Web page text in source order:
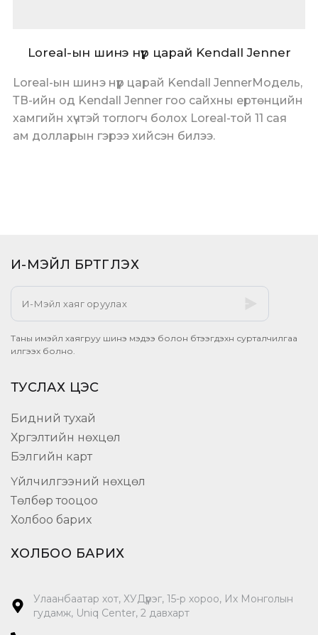
Loreal-ын шинэ нүүр царай Kendall Jenner
Loreal-ын шинэ нүүр царай Kendall JennerМодель,
ТВ-ийн од Kendall Jenner гоо сайхны ертөнцийн
хамгийн хүчтэй тоглогч болох Loreal-той 11 сая
ам долларын гэрээ хийсэн билээ.
И-МЭЙЛ БҮРТГҮҮЛЭХ​
Таны имэйл хаягруу шинэ мэдээ болон бүтээгдэхүүн сурталчилгаа
илгээх болно.
ТУСЛАХ ЦЭС
Бидний тухай
Хүргэлтийн нөхцөл
Бэлгийн карт
Үйлчилгээний нөхцөл
Төлбөр тооцоо
Холбоо барих
ХОЛБОО БАРИХ
Улаанбаатар хот, ХУДүүрэг, 15-р хороо, Их Монголын
гудамж, Uniq Center, 2 давхарт